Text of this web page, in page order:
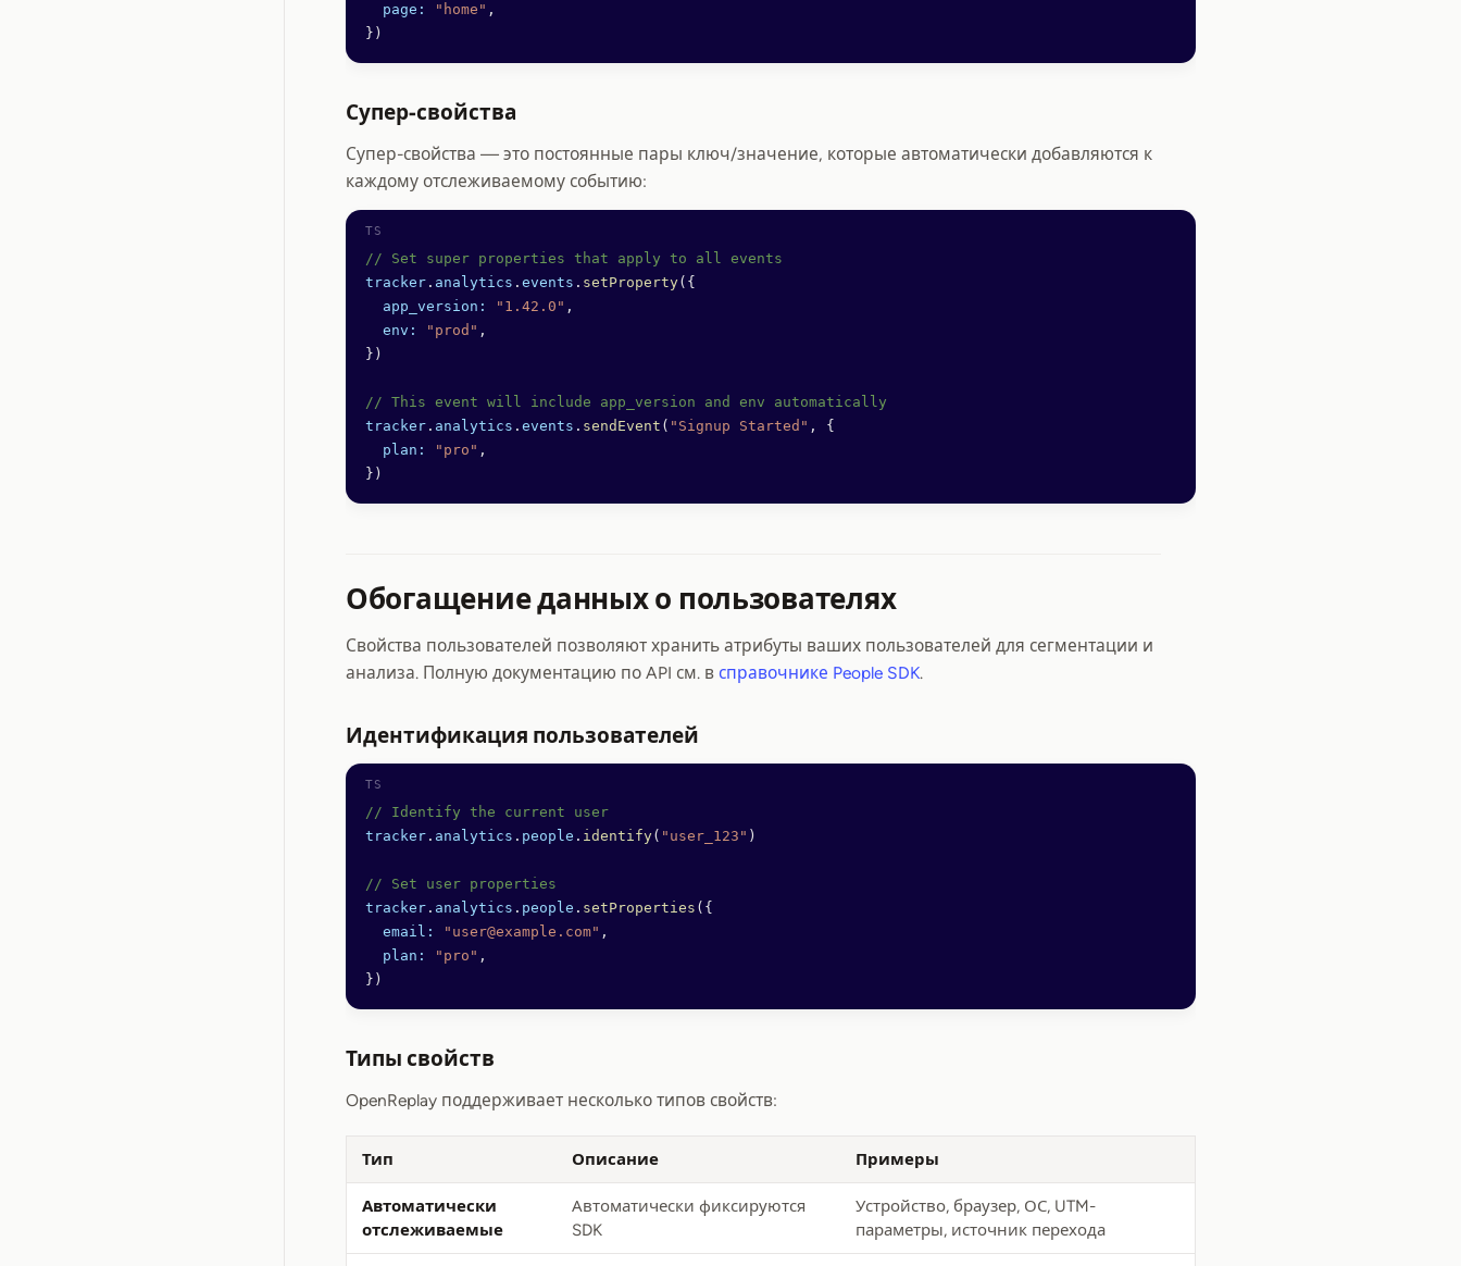
  page:
"home" ,
})
Супер-свойства
Супер-свойства — это постоянные пары ключ/значение, которые автоматически добавляются к
каждому отслеживаемому событию:
// Set super properties that apply to all events
tracker . analytics . events . setProperty({
  app_version:
"1.42.0" ,
  env:
"prod" ,
})
// This event will include app_version and env automatically
tracker . analytics . events . sendEvent ( "Signup Started" , {
  plan:
"pro" ,
})
Обогащение данных о пользователях
Свойства пользователей позволяют хранить атрибуты ваших пользователей для сегментации и
анализа. Полную документацию по API см. в справочнике People SDK.
Идентификация пользователей
// Identify the current user
tracker . analytics . people . identify( "user_123" )
// Set user properties
tracker . analytics . people . setProperties ({
  email:
"user@example.com" ,
  plan:
"pro" ,
})
Типы свойств
OpenReplay поддерживает несколько типов свойств:
Тип Описание Примеры
Автоматически
отслеживаемые
Автоматически фиксируются
SDK
Устройство, браузер, ОС, UTM-
параметры, источник перехода